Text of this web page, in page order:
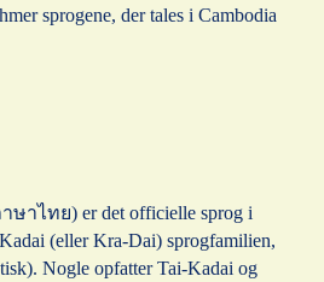
sprogene, der tales i Cambodia
ษาไทย) er det officielle sprog i
(eller Kra-Dai) sprogfamilien,
Nogle opfatter Tai-Kadai og